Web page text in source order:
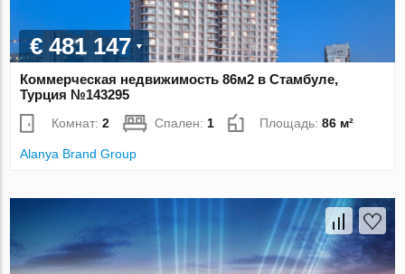
€ 481 147
Коммерческая недвижимость 86м2 в Стамбуле,
Турция №143295
Комнат:2 Спален: 1 Площадь:86 м²
Alanya Brand Group